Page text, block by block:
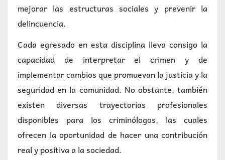
mejorar las estructuras sociales y prevenir la
delincuencia.
Cada egresado en esta disciplina lleva consigo la
capacidad de interpretar el crimen y de
implementar cambios que promuevan la justicia y la
seguridad en la comunidad. No obstante, también
existen diversas trayectorias profesionales
disponibles para los criminólogos, las cuales
ofrecen la oportunidad de hacer una contribución
real y positiva a la sociedad.